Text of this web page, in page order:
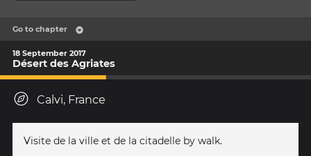
Go to chapter
18 September 2017
Désert des Agriates
Calvi, France
Visite de la ville et de la citadelle by walk.